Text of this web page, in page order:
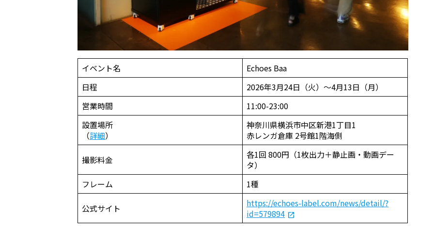
イベント名
Echoes Baa
日程
2026年3月24日（火）〜4月13日（月）
営業時間
11:00-23:00
設置場所
（詳細）
神奈川県横浜市中区新港1丁目1
赤レンガ倉庫 2号館1階海側
撮影料金
各1回 800円（1枚出力＋静止画・動画デー
タ）
フレーム
1種
公式サイト
https://echoes-label.com/news/detail/?
id=579894